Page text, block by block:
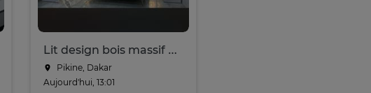
Lit design bois massif avec éclairage
Pikine, Dakar
Aujourd'hui, 13:01